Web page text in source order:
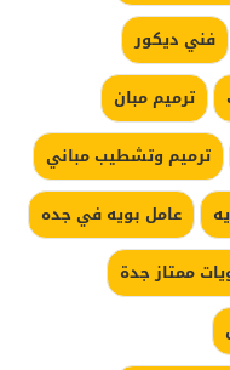
فني ديكور
ترميم مبان
ترميم وتشطيب مباني
عامل بويه في جده
ممتاز جدة